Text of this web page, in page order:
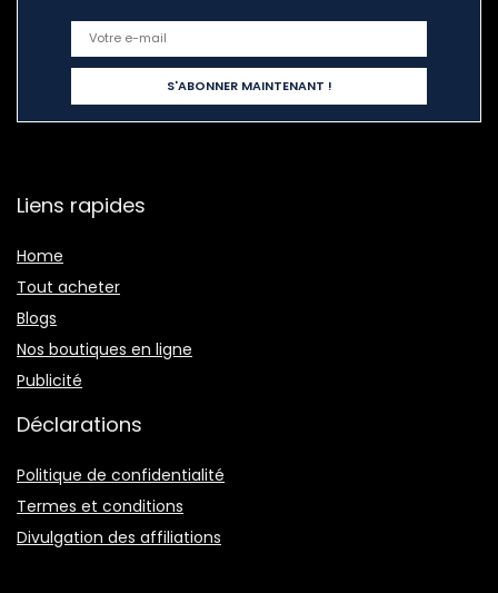
Liens rapides
Home
Tout acheter
Blogs
Nos boutiques en ligne
Publicité
Déclarations
Politique de confidentialité
Termes et conditions
Divulgation des affiliations